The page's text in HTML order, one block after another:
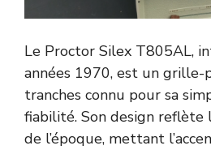
Le Proctor Silex T805AL,
années 1970, est un grille-
tranches connu pour sa
fiabilité. Son design reflète
de l’époque, mettant